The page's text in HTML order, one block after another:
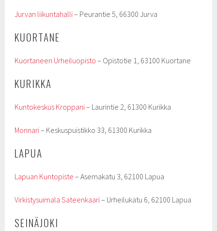
Jurvan liikuntahalli– Peurantie 5, 66300 Jurva
KUORTANE
Kuortaneen Urheiluopisto – Opistotie 1, 63100 Kuortane
KURIKKA
Kuntokeskus Kroppani– Laurintie 2, 61300 Kurikka
Monnari– Keskuspuistikko 33, 61300 Kurikka
LAPUA
Lapuan Kuntopiste – Asemakatu 3, 62100 Lapua
Virkistysuimala Sateenkaari– Urheilukatu 6, 62100 Lapua
SEINÄJOKI